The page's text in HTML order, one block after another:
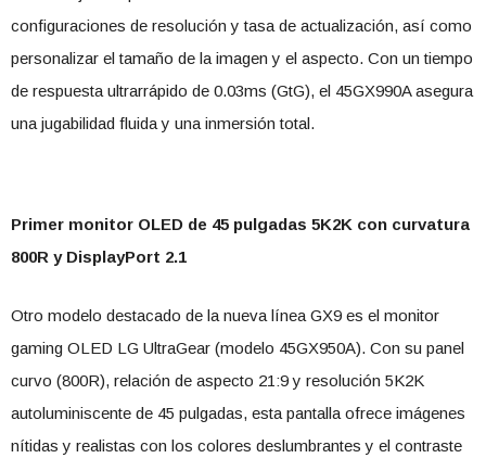
configuraciones de resolución y tasa de actualización, así como
personalizar el tamaño de la imagen y el aspecto. Con un tiempo
de respuesta ultrarrápido de 0.03ms (GtG), el 45GX990A asegura
una jugabilidad fluida y una inmersión total.
Primer monitor OLED de 45 pulgadas 5K2K con curvatura
800R y DisplayPort 2.1
Otro modelo destacado de la nueva línea GX9 es el monitor
gaming OLED LG UltraGear (modelo 45GX950A). Con su panel
curvo (800R), relación de aspecto 21:9 y resolución 5K2K
autoluminiscente de 45 pulgadas, esta pantalla ofrece imágenes
nítidas y realistas con los colores deslumbrantes y el contraste